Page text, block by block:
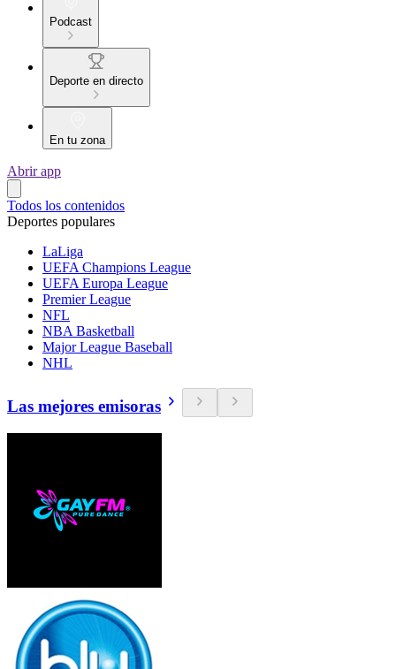
Podcast
Deporte en directo
En tu zona
Abrir app
Todos los contenidos
Deportes populares
LaLiga
UEFA Champions League
UEFA Europa League
Premier League
NFL
NBA Basketball
Major League Baseball
NHL
Las mejores emisoras